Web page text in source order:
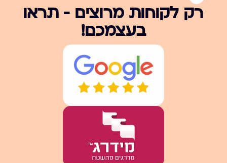
רק לקוחות מרוצים – תראו
בעצמכם!